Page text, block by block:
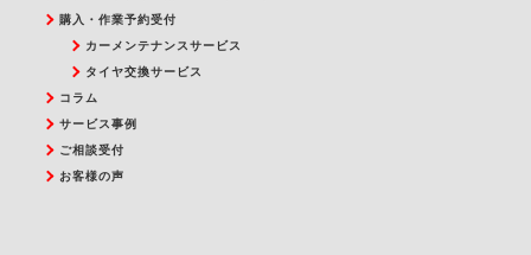
購入・作業予約受付
カーメンテナンスサービス
タイヤ交換サービス
コラム
サービス事例
ご相談受付
お客様の声